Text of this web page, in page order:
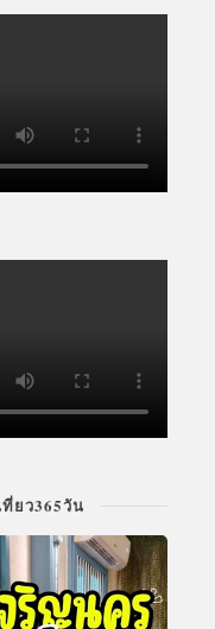
ยว365วัน